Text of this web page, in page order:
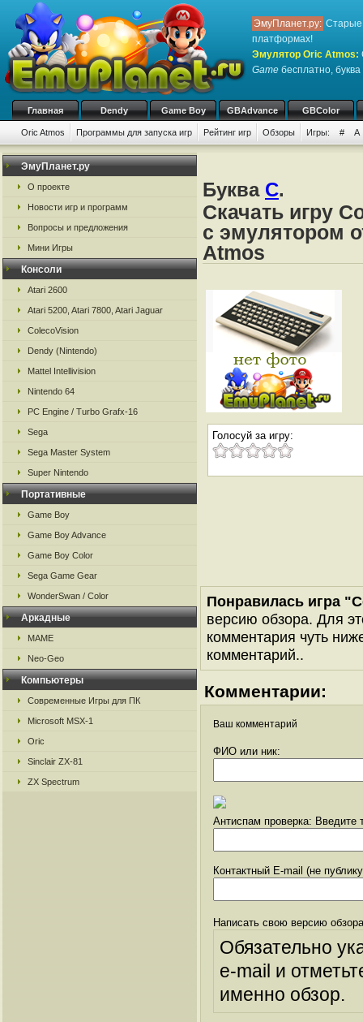
ЭмуПланет.ру: Старые
платформах!
Эмулятор Oric Atmos:
Game бесплатно, буква
Главная Dendy Game Boy GBAdvance GBColor
Oric Atmos Программы для запуска игр Рейтинг игр Обзоры Игры: # A
ЭмуПланет.ру
О проекте
Новости игр и программ
Вопросы и предложения
Мини Игры
Консоли
Atari 2600
Atari 5200, Atari 7800, Atari Jaguar
ColecoVision
Dendy (Nintendo)
Mattel Intellivision
Nintendo 64
PC Engine / Turbo Grafx-16
Sega
Sega Master System
Super Nintendo
Портативные
Game Boy
Game Boy Advance
Game Boy Color
Sega Game Gear
WonderSwan / Color
Аркадные
MAME
Neo-Geo
Компьютеры
Современные Игры для ПК
Microsoft MSX-1
Oric
Sinclair ZX-81
ZX Spectrum
Буква C.
Скачать игру
с эмулятором
Atmos
Голосуй за игру:
Понравилась игра
версию обзора. Для
комментария чуть
комментарий..
Комментарии:
Ваш комментарий
ФИО или ник:
Антиспам проверка: Введите
Контактный E-mail (не
Написать свою версию
Обязательно
e-mail и
именно обзор.